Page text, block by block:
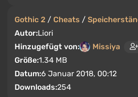
Gothic 2 / Cheats /
Autor:Liori
Hinzugefügt von:
Missiya
Größe:1.34 MB
Datum:6 Januar 2018, 00:12
Downloads:254